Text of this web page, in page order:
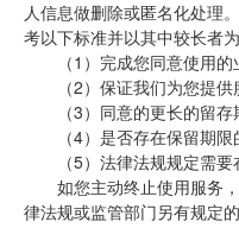
人信息做删除或匿名化处理
考以下标准并以其中较长者为
（1）完成您同意使用的
（2）保证我们为您提
（3）同意的更长的留存
（4）是否存在保留期限
（5）法律法规规定需
如您主动终止使用服务
律法规或监管部门另有规定